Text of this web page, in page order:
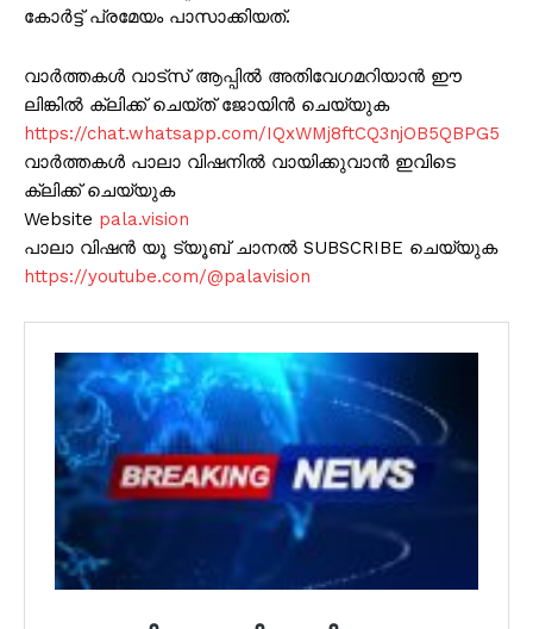
കോർട്ട് പ്രമേയം പാസാക്കിയത്.
വാർത്തകൾ വാട്സ് ആപ്പിൽ അതിവേഗമറിയാൻ ഈ
ലിങ്കിൽ ക്ലിക്ക് ചെയ്ത് ജോയിൻ ചെയ്യുക
https://chat.whatsapp.com/IQxWMj8ftCQ3njOB5QBPG5
വാർത്തകൾ പാലാ വിഷനിൽ വായിക്കുവാൻ ഇവിടെ
ക്ലിക്ക് ചെയ്യുക
Website pala.vision
പാലാ വിഷൻ യൂ ട്യൂബ് ചാനൽ SUBSCRIBE ചെയ്യുക
https://youtube.com/@palavision